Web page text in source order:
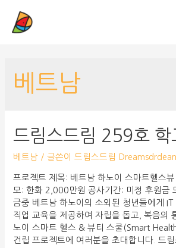
베트남
드림스드림 259호 학
베트남 / 글쓴이 드림스드림
프로젝트 제목: 베트남 하노이 스마트헬스
모: 한화 2,000만원 공사기간: 미정 후원금
금중 베트남 하노이의 소외된 청년들에게 IT
직업 교육을 제공하여 자립을 돕고, 복음의
노이 스마트 헬스 & 뷰티 스쿨(Smart
건립 프로젝트에 여러분을 초대합니다. 드